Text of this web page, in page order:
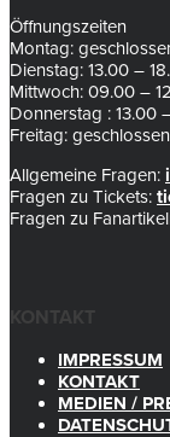
Öffnungszeiten
Montag:
Dienstag: 13.00 –
Mittwoch: 09.00 –
Donnerstag : 13.00
Freitag: geschlossen
Allgemeine Fragen:
Fragen zu Tickets:
Fragen zu
KONTAKT
IMPRESSUM
KONTAKT
MEDIEN /